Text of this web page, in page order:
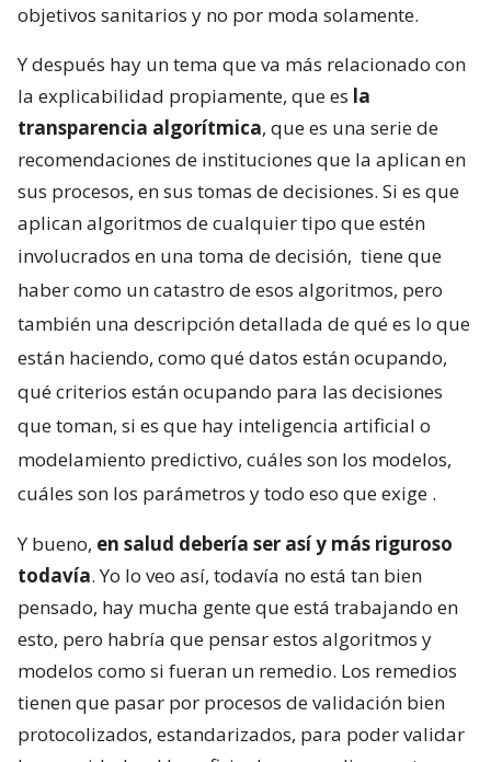
objetivos sanitarios y no por moda solamente.
Y después hay un tema que va más relacionado con
la explicabilidad propiamente, que es la
transparencia algorítmica, que es una serie de
recomendaciones de instituciones que la aplican en
sus procesos, en sus tomas de decisiones. Si es que
aplican algoritmos de cualquier tipo que estén
involucrados en una toma de decisión, tiene que
haber como un catastro de esos algoritmos, pero
también una descripción detallada de qué es lo que
están haciendo, como qué datos están ocupando,
qué criterios están ocupando para las decisiones
que toman, si es que hay inteligencia artificial o
modelamiento predictivo, cuáles son los modelos,
cuáles son los parámetros y todo eso que exige .
Y bueno, en salud debería ser así y más riguroso
todavía. Yo lo veo así, todavía no está tan bien
pensado, hay mucha gente que está trabajando en
esto, pero habría que pensar estos algoritmos y
modelos como si fueran un remedio. Los remedios
tienen que pasar por procesos de validación bien
protocolizados, estandarizados, para poder validar